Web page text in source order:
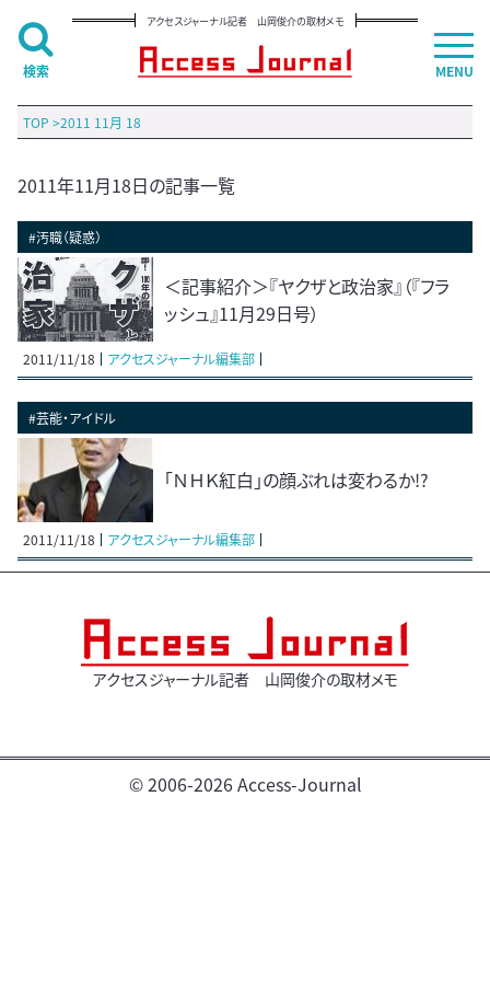
アクセスジャーナル記者 山岡俊介の取材メモ
TOP >2011 11月 18
2011年11月18日の記事一覧
#汚職（疑惑）
＜記事紹介＞『ヤクザと政治家』（『フラ
ッシュ』11月29日号）
2011/11/18 アクセスジャーナル編集部
#芸能・アイドル
「ＮＨＫ紅白」の顔ぶれは変わるか!?
2011/11/18 アクセスジャーナル編集部
アクセスジャーナル記者 山岡俊介の取材メモ
© 2006-2026 Access-Journal
MENU
検索